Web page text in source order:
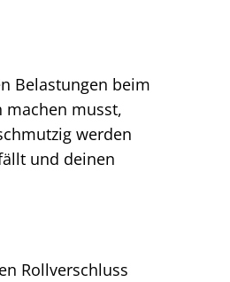
Belastungen beim
machen musst,
werden
und deinen
Rollverschluss